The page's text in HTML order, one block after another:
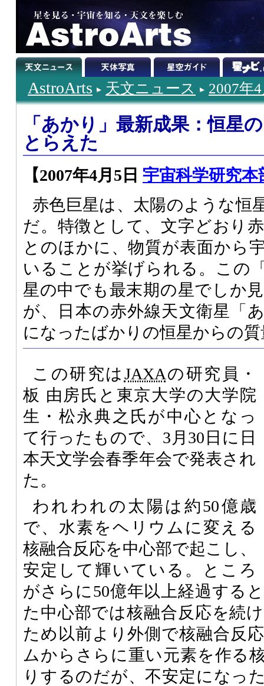
AstroArts 天文ニュース 2007年
「あかり」最新成果：恒星
とらえた
【2007年4月5日 宇宙科学研究
赤色巨星は、太陽のような恒
だ。特徴として、文字どおり
とのほかに、物質が表面から
いることが挙げられる。この
星の中でも最末期の星でしか
が、日本の赤外線天文衛星「
になったばかりの恒星からの
この研究はJAXAの研究員・
板 由房氏と東京大学の大学院
生・松永典之氏が中心となっ
て行ったもので、3月30日に日
本天文学会春季年会で発表され
た。
われわれの太陽は約50億歳
で、水素をヘリウムに変える
核融合反応を中心部で起こし、
安定して輝いている。ところ
がさらに50億年以上経過する
た中心部では核融合反応を続
ため以前より外側で核融合反
ムからさらに重い元素を作る
りするのだが、不安定になっ